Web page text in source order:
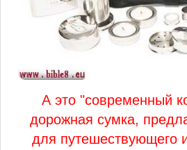
А это "современный
дорожная сумка,
для путешествующего